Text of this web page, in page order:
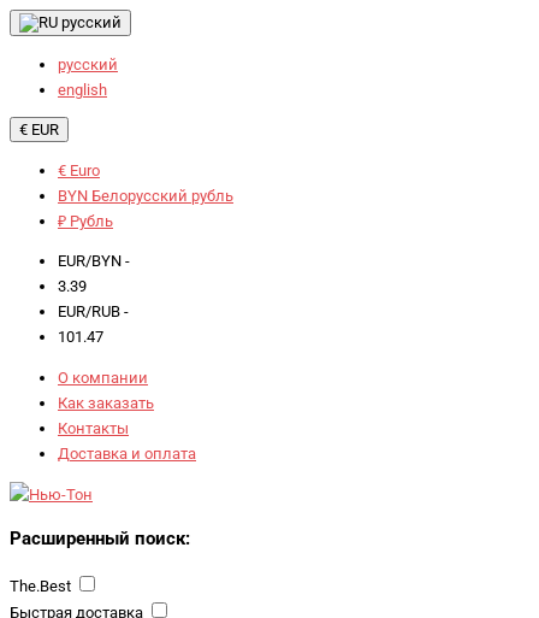
русский
русский
english
€ EUR
€ Euro
BYN Белорусский рубль
₽ Рубль
EUR/BYN -
3.39
EUR/RUB -
101.47
О компании
Как заказать
Контакты
Доставка и оплата
Расширенный поиск:
The.Best
Быстрая доставка